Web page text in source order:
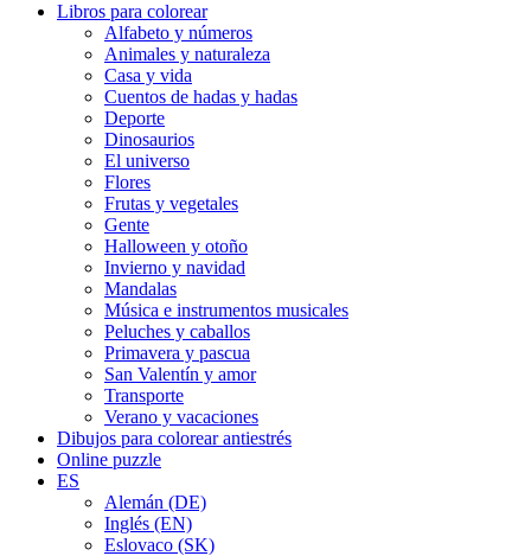
Libros para colorear
Alfabeto y números
Animales y naturaleza
Casa y vida
Cuentos de hadas y hadas
Deporte
Dinosaurios
El universo
Flores
Frutas y vegetales
Gente
Halloween y otoño
Invierno y navidad
Mandalas
Música e instrumentos musicales
Peluches y caballos
Primavera y pascua
San Valentín y amor
Transporte
Verano y vacaciones
Dibujos para colorear antiestrés
Online puzzle
ES
Alemán (DE)
Inglés (EN)
Eslovaco (SK)